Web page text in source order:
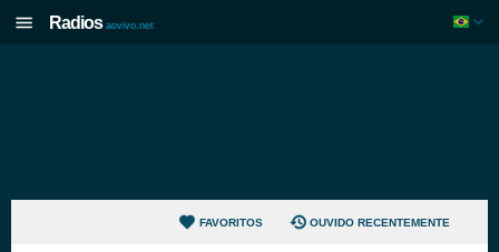
Radios aovivo.net
FAVORITOS OUVIDO RECENTEMENTE